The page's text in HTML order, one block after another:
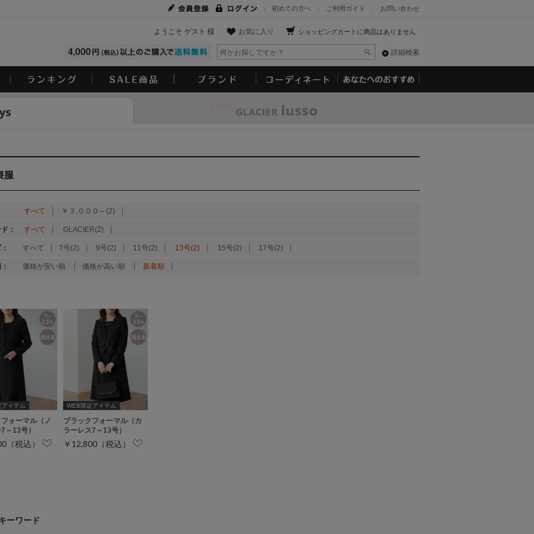
お問い合わせ
ご利用ガイド
初めての方へ
ショッピングカートに商品はありません
お気に入り
ようこそ ゲスト 様
詳細検索
服
すべて ￥３,０００～(2)
： すべて GLACIER(2)
すべて 7号(2) 9号(2) 11号(2) 13号(2) 15号(2) 17号(2)
価格が安い順 価格が高い順 新着順
アイテム
ォーマル（ノ
～13号）
（税込）
WEB限定アイテム
ブラックフォーマル（カ
ラーレス7～13号）
￥12,800（税込）
ーワード